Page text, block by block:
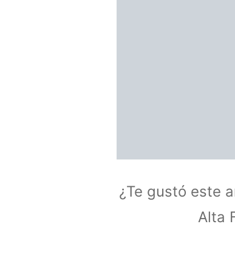
¿Te gustó este
Alta